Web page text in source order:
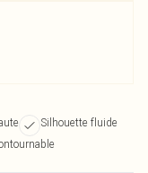
Silhouette fluide